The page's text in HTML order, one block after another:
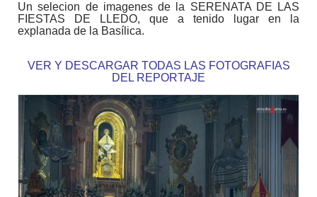
Un selecion de imagenes de la SERENATA DE LAS
FIESTAS DE LLEDO, que a tenido lugar en la
explanada de la Basílica.
VER Y DESCARGAR TODAS LAS FOTOGRAFIAS
DEL REPORTAJE